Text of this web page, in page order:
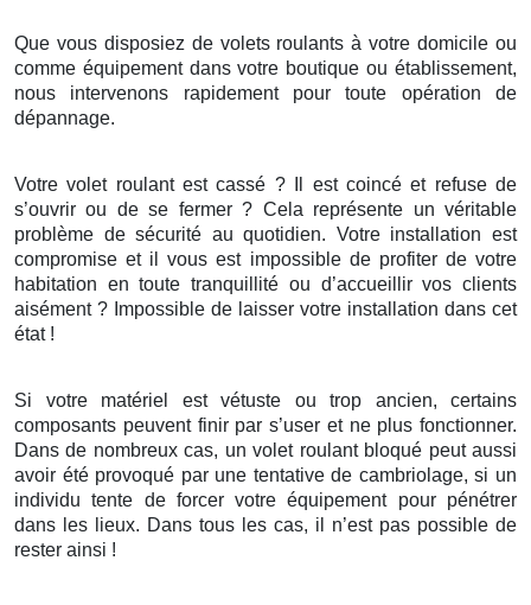
Que vous disposiez de volets roulants à votre domicile ou
comme équipement dans votre boutique ou établissement,
nous intervenons rapidement pour toute opération de
dépannage.
Votre volet roulant est cassé ? Il est coincé et refuse de
s’ouvrir ou de se fermer ? Cela représente un véritable
problème de sécurité au quotidien. Votre installation est
compromise et il vous est impossible de profiter de votre
habitation en toute tranquillité ou d’accueillir vos clients
aisément ? Impossible de laisser votre installation dans cet
état !
Si votre matériel est vétuste ou trop ancien, certains
composants peuvent finir par s’user et ne plus fonctionner.
Dans de nombreux cas, un volet roulant bloqué peut aussi
avoir été provoqué par une tentative de cambriolage, si un
individu tente de forcer votre équipement pour pénétrer
dans les lieux. Dans tous les cas, il n’est pas possible de
rester ainsi !